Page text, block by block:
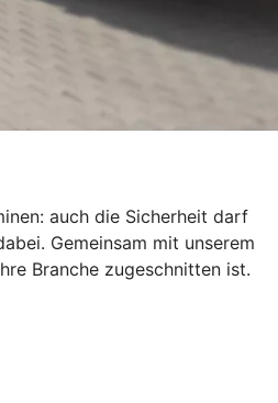
auch die Sicherheit darf
Gemeinsam mit unserem
Branche zugeschnitten ist.